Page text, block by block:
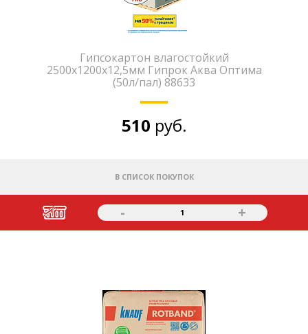
Гипсокартон влагостойкий
2500х1200х12,5мм Гипрок Аква Оптима
(50л/пал) 88633
510 руб.
В СПИСОК ПОКУПОК
- 1 +